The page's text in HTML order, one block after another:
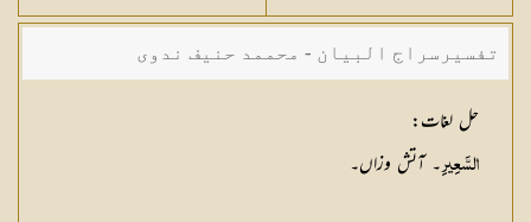
تفسیرسراج البیان - محممد حنیف ندوی
حل لغات:
السَّعِيرِ۔ آتش وزاں۔